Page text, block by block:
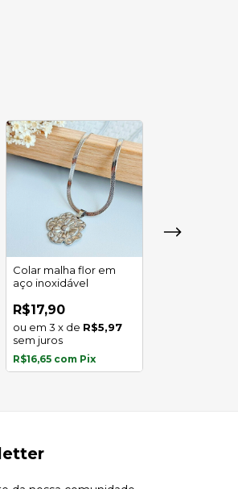
Colar malha flor em
aço inoxidável
R$17,90
3 x de R$5,97
sem juros
R$16,65 com Pix